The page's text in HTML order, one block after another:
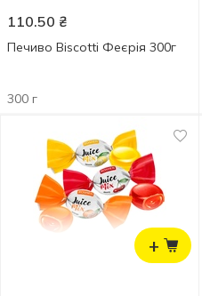
110.50 ₴
Печиво Biscotti Феєрія 300г
300 г
+